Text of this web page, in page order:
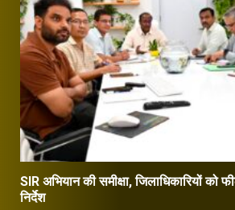
SIR अभियान की समीक्षा, जिलाधिकारियों को
निर्देश